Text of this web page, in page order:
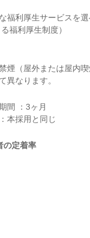
福利厚生サービスを選
福利厚生制度）
煙（屋外または屋内喫
異なります。
間 ：3ヶ月
の定着率